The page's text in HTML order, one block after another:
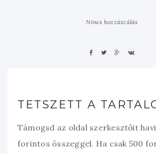
Nincs hozzászálás
TETSZETT A
Támogsd az oldal szerkesztőit
forintos összeggel. Ha csak 500